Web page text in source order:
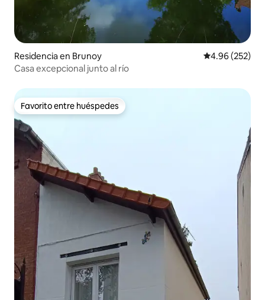
Residencia en Brunoy Calificación
4.96 (252)
Casa excepcional junto al río
Favorito entre huéspedes
Favorito entre huéspedes